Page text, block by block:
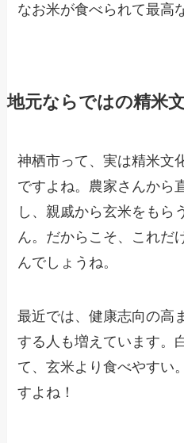
なお米が食べられて最高
地元ならではの精米
神栖市って、実は精米文
ですよね。農家さんから
し、親戚から玄米をもら
ん。だからこそ、これだ
んでしょうね。
最近では、健康志向の高
する人も増えています。
て、玄米より食べやすい
すよね！